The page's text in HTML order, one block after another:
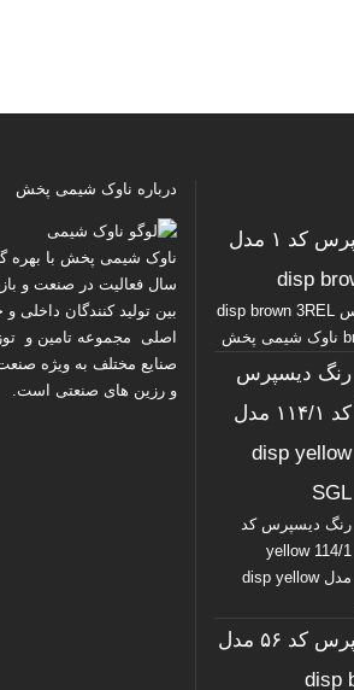
درباره ناوک شیمی پخش
ناوک شیمی پخش
سال فعالیت در صنعت و
بین تولید کنندگان
اصلی مجموعه تامین و
صنایع مختلف به ویژه
و رزین های صنعتی است.
رنگ دیسپرس کد ۱ مدل
disp
رنگ دیسپرس disp brown 3REL
رنگ دیسپرس
کد ۱۱۴/۱ مدل
disp yellow
SGL
رنگ دیسپرس کد
yellow 114/1
مدل disp yellow
رنگ دیسپرس کد ۵۶ مدل
disp